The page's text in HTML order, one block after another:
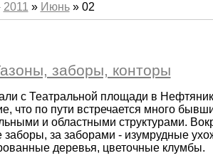
2011 » Июнь » 02
заборы, конторы
с Театральной площади в
что по пути встречается много
и областными структурами.
заборы, за заборами - изумрудные
деревья, цветочные клумбы.